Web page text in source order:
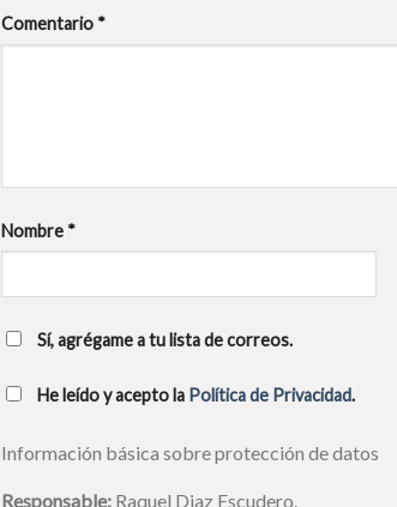
Comentario *
Nombre *
Sí, agrégame a tu lista de correos.
He leído y acepto la Política de Privacidad.
Información básica sobre protección de datos
Responsable: Raquel Diaz Escudero.